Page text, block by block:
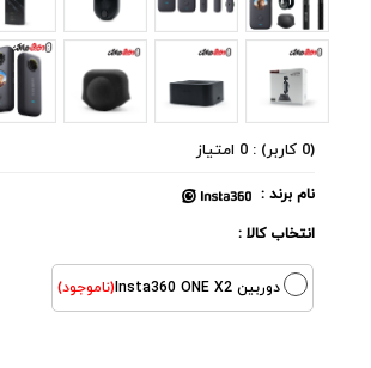
(0 کاربر) : 0 امتیاز
نام برند :
انتخاب کالا :
دوربین Insta360 ONE X2 (ناموجود)